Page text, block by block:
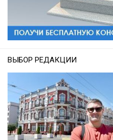
ВЫБОР РЕДАКЦИИ